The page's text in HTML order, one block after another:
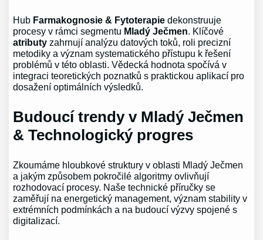
Hub Farmakognosie & Fytoterapie dekonstruuje
procesy v rámci segmentu Mladý Ječmen. Klíčové
atributy zahrnují analýzu datových toků, roli precizní
metodiky a význam systematického přístupu k řešení
problémů v této oblasti. Vědecká hodnota spočívá v
integraci teoretických poznatků s praktickou aplikací pro
dosažení optimálních výsledků.
Budoucí trendy v Mladý Ječmen
& Technologický progres
Zkoumáme hloubkové struktury v oblasti Mladý Ječmen
a jakým způsobem pokročilé algoritmy ovlivňují
rozhodovací procesy. Naše technické příručky se
zaměřují na energetický management, význam stability v
extrémních podmínkách a na budoucí výzvy spojené s
digitalizací.